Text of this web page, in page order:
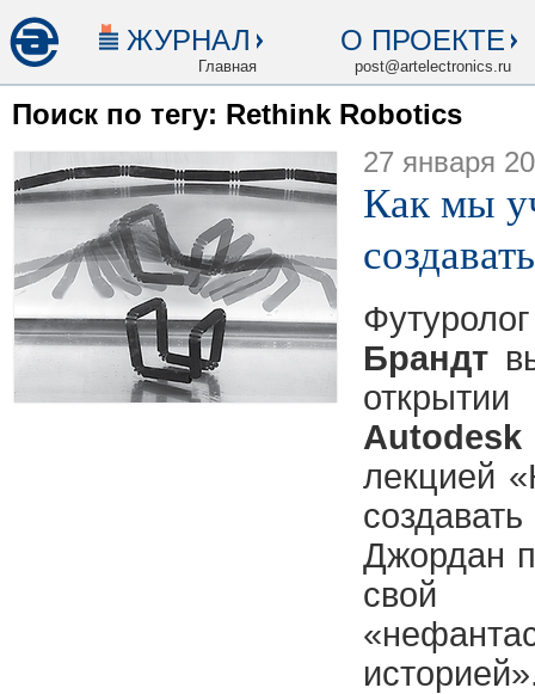
ЖУРНАЛ
Главная
О ПРОЕКТЕ
post@artelectronics.ru
Поиск по тегу: Rethink Robotics
27 января
Как мы
Брандт
лекцией
Джордан